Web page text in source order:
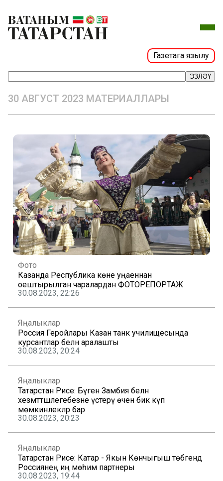
Газетага язылу
ЭЗЛӘҮ
30 АВГУСТ 2023 МАТЕРИАЛЛАРЫ
Фото
Казанда Республика көне уңаеннан
оештырылган чаралардан ФОТОРЕПОРТАЖ
30.08.2023, 22:26
Яңалыклар
Россия Геройлары Казан танк училищесында
курсантлар белән аралашты
30.08.2023, 20:24
Яңалыклар
Татарстан Рәисе: Бүген Замбия белән
хезмәттәшлегебезне үстерү өчен бик күп
мөмкинлекләр бар
30.08.2023, 20:23
Яңалыклар
Татарстан Рәисе: Катар - Якын Көнчыгыш төбәгендә
Россиянең иң мөһим партнеры
30.08.2023, 19:44